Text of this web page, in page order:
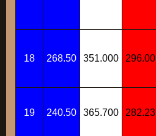
18 268.50 351.000 296.00
19 240.50 365.700 282.23